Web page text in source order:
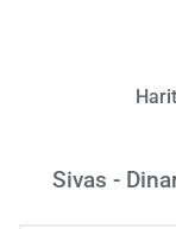
Sivas -